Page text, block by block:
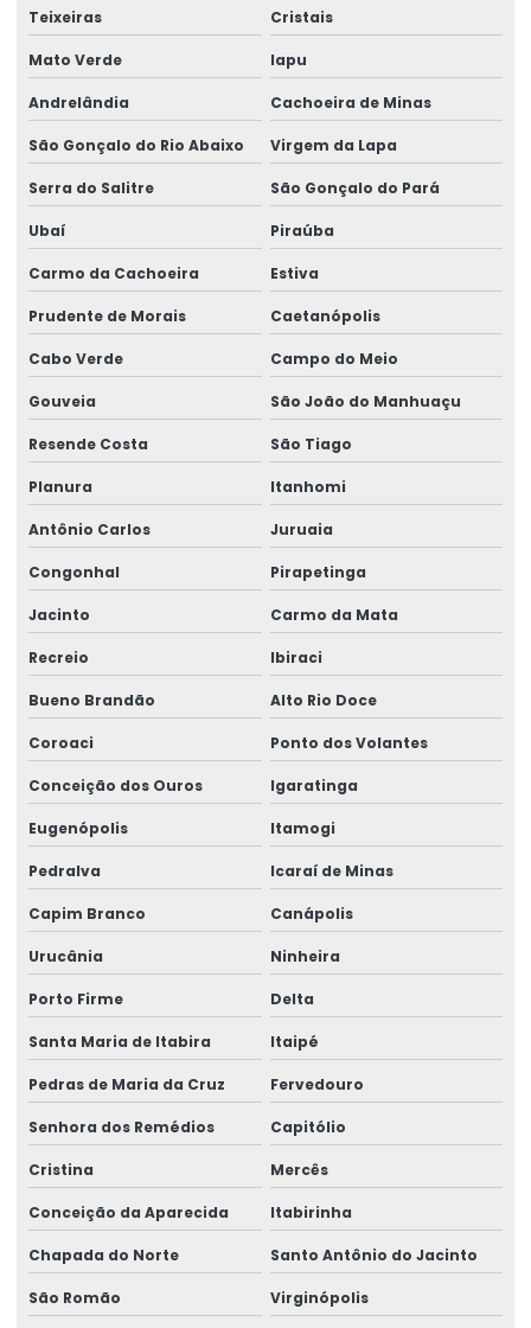
Teixeiras Cristais
Mato Verde Iapu
Andrelândia Cachoeira de Minas
São Gonçalo do Rio Abaixo Virgem da Lapa
Serra do Salitre São Gonçalo do Pará
Ubaí Piraúba
Carmo da Cachoeira Estiva
Prudente de Morais Caetanópolis
Cabo Verde Campo do Meio
Gouveia São João do Manhuaçu
Resende Costa São Tiago
Planura Itanhomi
Antônio Carlos Juruaia
Congonhal Pirapetinga
Jacinto Carmo da Mata
Recreio Ibiraci
Bueno Brandão Alto Rio Doce
Coroaci Ponto dos Volantes
Conceição dos Ouros Igaratinga
Eugenópolis Itamogi
Pedralva Icaraí de Minas
Capim Branco Canápolis
Urucânia Ninheira
Porto Firme Delta
Santa Maria de Itabira Itaipé
Pedras de Maria da Cruz Fervedouro
Senhora dos Remédios Capitólio
Cristina Mercês
Conceição da Aparecida Itabirinha
Chapada do Norte Santo Antônio do Jacinto
São Romão Virginópolis